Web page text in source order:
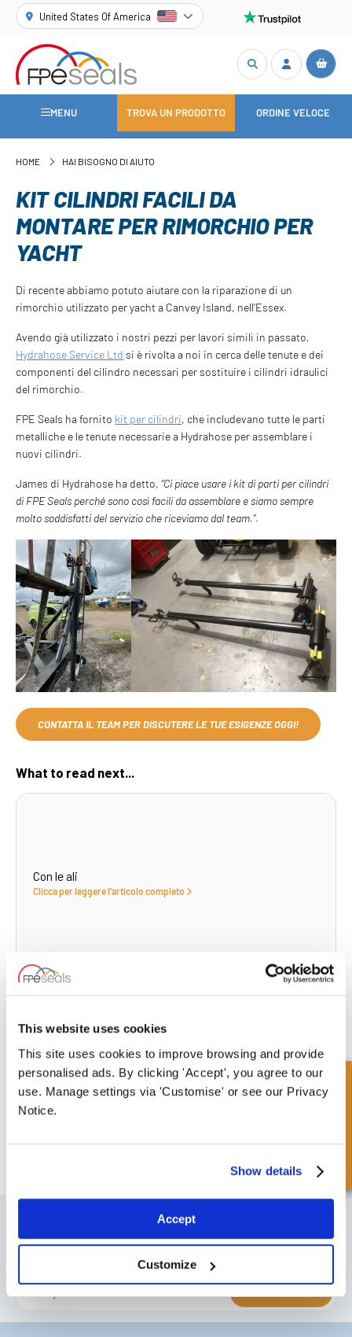
This website uses cookies
This site uses cookies to improve browsing and provide
personalised ads. By clicking 'Accept', you agree to our
use. Manage settings via 'Customise' or see our Privacy
Notice.
Show details
Accept
Customize
United States Of America
MENU TROVA UN PRODOTTO ORDINE VELOCE
HOME HAI BISOGNO DI AIUTO
KIT CILINDRI FACILI DA
MONTARE PER RIMORCHIO PER
YACHT
Di recente abbiamo potuto aiutare con la riparazione di un
rimorchio utilizzato per yacht a Canvey Island, nell'Essex.
Avendo già utilizzato i nostri pezzi per lavori simili in passato,
Hydrahose Service Ltd si è rivolta a noi in cerca delle tenute e dei
componenti del cilindro necessari per sostituire i cilindri idraulici
del rimorchio.
FPE Seals ha fornito kit per cilindri, che includevano tutte le parti
metalliche e le tenute necessarie a Hydrahose per assemblare i
nuovi cilindri.
James di Hydrahose ha detto,“Ci piace usare i kit di parti per cilindri
di FPE Seals perché sono così facili da assemblare e siamo sempre
molto soddisfatti del servizio che riceviamo dal team.”.
CONTATTA IL TEAM PER DISCUTERE LE TUE ESIGENZE OGGI!
What to read next...
Con le ali
Clicca per leggere l'articolo completo
Guarnizioni per la riparazione del cilindro dello sterzo
Clicca per leggere l'articolo completo
ISCRIVITI ALLA NOSTRA NEWSLETTER
Non dimenticare di iscriverti alla nostra newsletter per ricevere dettagli
Richiesta Veloce